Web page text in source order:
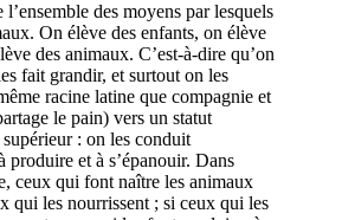
l’ensemble des moyens par lesquels
On élève des enfants, on élève
des animaux. C’est-à-dire qu’on
fait grandir, et surtout on les
racine latine que compagnie et
le pain) vers un statut
: on les conduit
et à s’épanouir. Dans
ceux qui font naître les animaux
qui les nourrissent ; si ceux qui les